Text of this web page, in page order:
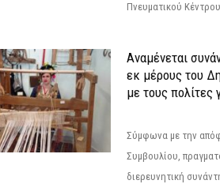
Πνευματικού
Αναμένεται
εκ μέρους του
με τους πολίτες
Σύμφωνα με την
Συμβουλίου,
διερευνητική